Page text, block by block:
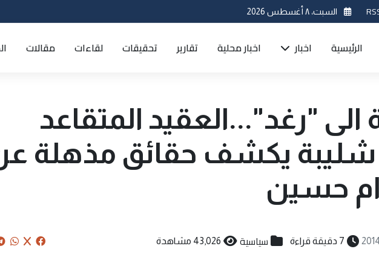
السبت، ٨ أغسطس 2026
الرئيسية اخبار اخبار محلية تقارير تحقيقات لقاءات مقالات
"رغد"...العقيد المتقاعد
شليبة يكشف حقائق مذهلة
حسين
7 دقيقة قراءة سياسية 43,026 مشاهدة